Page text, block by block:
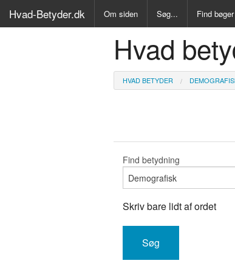
Hvad-Betyder.dk Om siden Søg... Find bøger
Alle Bøger
Ordbog
Kryds- og
Hvad
HVAD BETYDER
Find betydning
Skriv bare lidt af ordet